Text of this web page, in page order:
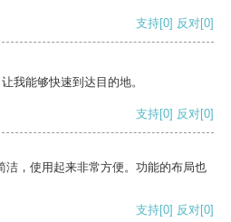
支持[0] 反对[0]
我能够快速到达目的地。
支持[0] 反对[0]
洁，使用起来非常方便。功能的布局也
支持[0] 反对[0]